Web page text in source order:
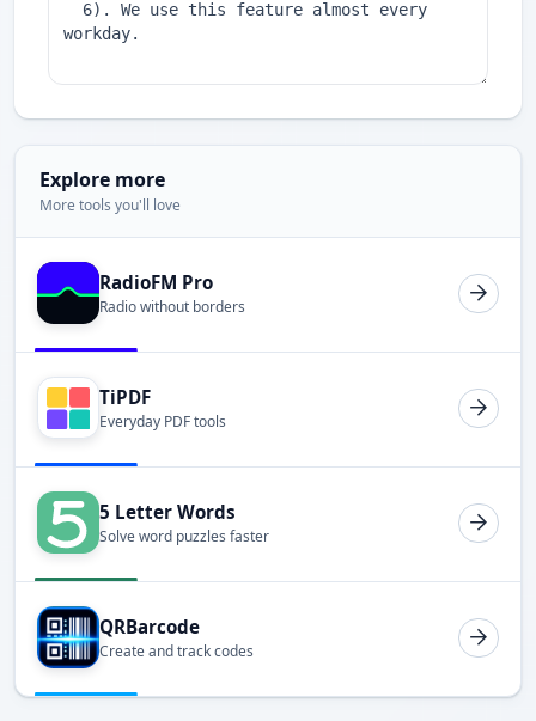
Explore more
More tools you'll love
RadioFM Pro
Radio without borders
TiPDF
Everyday PDF tools
5 Letter Words
Solve word puzzles faster
QRBarcode
Create and track codes